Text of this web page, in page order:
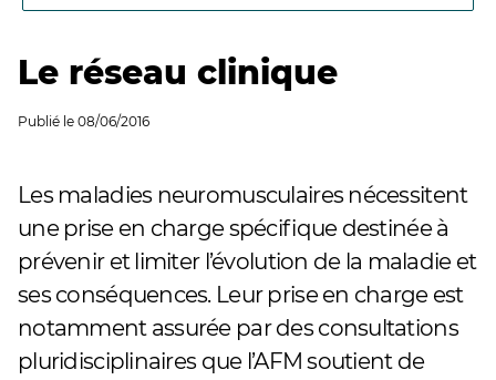
Le réseau clinique
Publié le 08/06/2016
Les maladies neuromusculaires nécessitent
une prise en charge spécifique destinée à
prévenir et limiter l’évolution de la maladie et
ses conséquences. Leur prise en charge est
notamment assurée par des consultations
pluridisciplinaires que l’AFM soutient de